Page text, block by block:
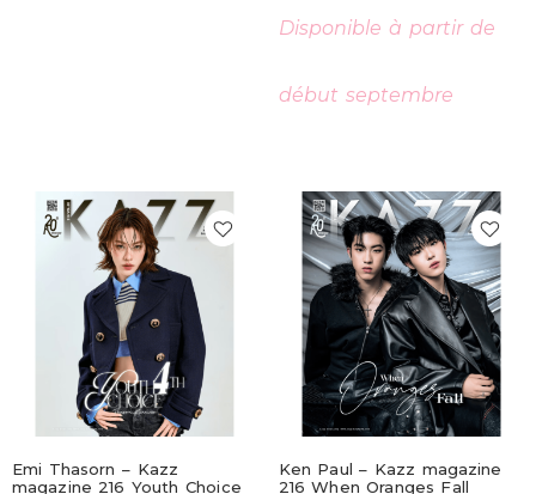
Disponible à partir de
début septembre
Emi Thasorn – Kazz
magazine 216 Youth Choice
Ken Paul – Kazz magazine
216 When Oranges Fall